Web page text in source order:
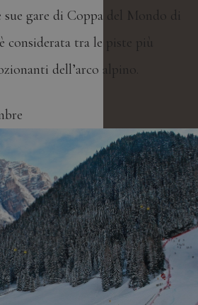
sue gare di Coppa del Mondo di
considerata tra le piste più
dell’arco alpino.